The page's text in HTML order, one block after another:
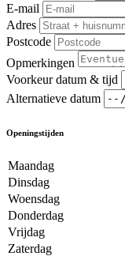
E-mail
Adres
Postcode
Opmerkingen
Voorkeur datum & tijd
Alternatieve datum
Openingstijden
Maandag
Dinsdag
Woensdag
Donderdag
Vrijdag
Zaterdag